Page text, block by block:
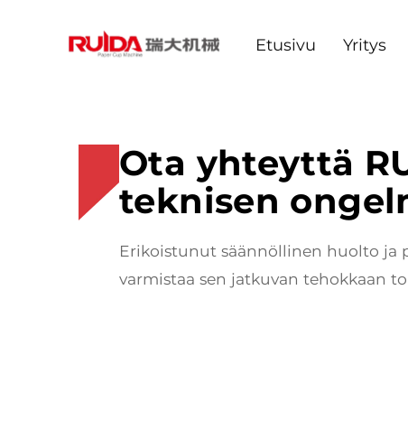
Etusivu Yritys
Ota yhteyttä
teknisen
Erikoistunut säännöllinen huolto ja
varmistaa sen jatkuvan tehokkaan